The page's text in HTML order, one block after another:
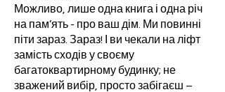
Можливо, лише одна книга і одна річ
на пам’ять - про ваш дім. Ми повинні
піти зараз. Зараз! І ви чекали на ліфт
замість сходів у своєму
багатоквартирному будинку; не
зважений вибір, просто забігаєш –